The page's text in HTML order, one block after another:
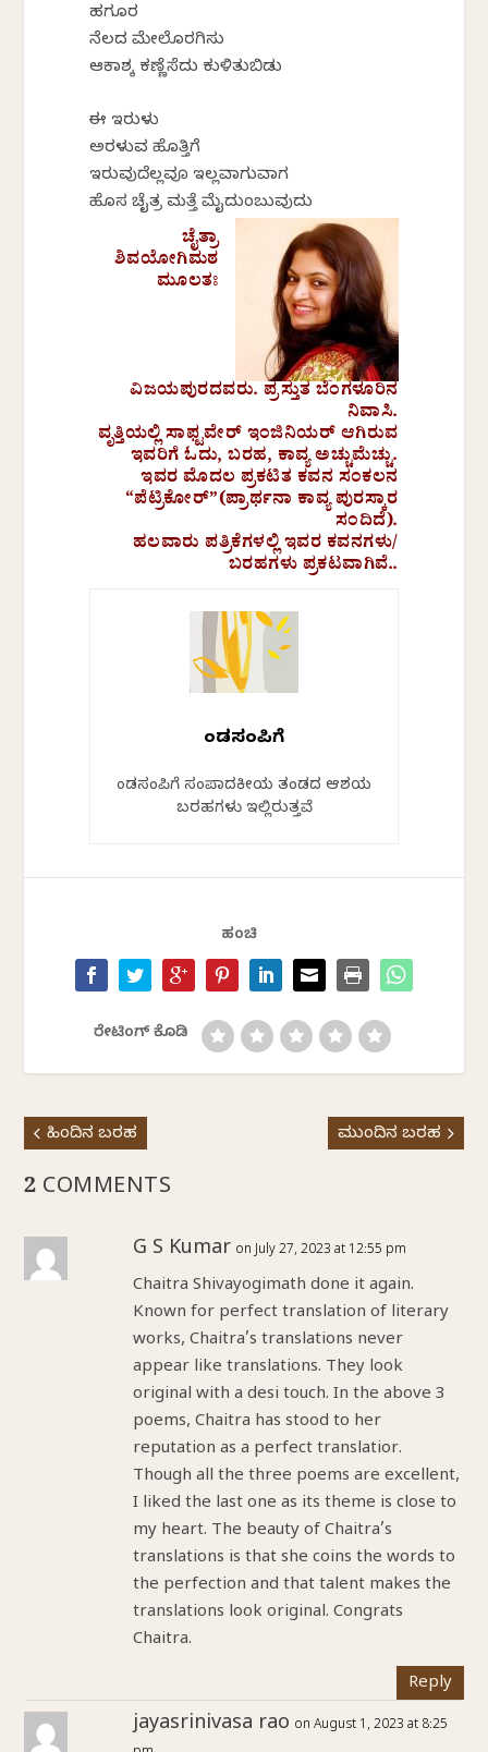
ಹಗೂರ
ನೆಲದ ಮೇಲೊರಗಿಸು
ಆಕಾಶಕ್ಕೆ ಕಣ್ಣೆಸೆದು ಕುಳಿತುಬಿಡು
ಈ ಇರುಳು
ಅರಳುವ ಹೊತ್ತಿಗೆ
ಇರುವುದೆಲ್ಲವೂ ಇಲ್ಲವಾಗುವಾಗ
ಹೊಸ ಚೈತ್ರ ಮತ್ತೆ ಮೈದುಂಬುವುದು
ಚೈತ್ರಾ
ಶಿವಯೋಗಿಮಠ
ಮೂಲತಃ
ವಿಜಯಪುರದವರು. ಪ್ರಸ್ತುತ ಬೆಂಗಳೂರಿನ
ನಿವಾಸಿ.
ವೃತ್ತಿಯಲ್ಲಿ ಸಾಫ್ಟವೇರ್ ಇಂಜಿನಿಯರ್ ಆಗಿರುವ
ಇವರಿಗೆ ಓದು, ಬರಹ, ಕಾವ್ಯ ಅಚ್ಚುಮೆಚ್ಚು.
ಇವರ ಮೊದಲ ಪ್ರಕಟಿತ ಕವನ ಸಂಕಲನ
“ಪೆಟ್ರಿಕೋರ್”(ಪ್ರಾರ್ಥನಾ ಕಾವ್ಯ ಪುರಸ್ಕಾರ
ಸಂದಿದೆ).
ಹಲವಾರು ಪತ್ರಿಕೆಗಳಲ್ಲಿ ಇವರ ಕವನಗಳು/
ಬರಹಗಳು ಪ್ರಕಟವಾಗಿವೆ..
ಕೆಂಡಸಂಪಿಗೆ
ಕೆಂಡಸಂಪಿಗೆ ಸಂಪಾದಕೀಯ ತಂಡದ ಆಶಯ
ಬರಹಗಳು ಇಲ್ಲಿರುತ್ತವೆ
ಹಂಚಿ
ರೇಟಿಂಗ್ ಕೊಡಿ
ಹಿಂದಿನ ಬರಹ ಮುಂದಿನ ಬರಹ
2 COMMENTS
G S Kumar on July 27, 2023 at 12:55 pm
Chaitra Shivayogimath done it again.
Known for perfect translation of literary
works, Chaitra’s translations never
appear like translations. They look
original with a desi touch. In the above 3
poems, Chaitra has stood to her
reputation as a perfect translatior.
Though all the three poems are excellent,
I liked the last one as its theme is close to
my heart. The beauty of Chaitra’s
translations is that she coins the words to
the perfection and that talent makes the
translations look original. Congrats
Chaitra.
Reply
jayasrinivasa rao on August 1, 2023 at 8:25